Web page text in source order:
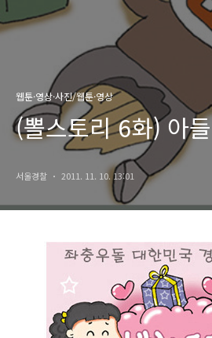
웹툰·영상·사진/웹툰·영상
(뽈스토리 6화) 아들
서울경찰 2011. 11. 10. 13:01